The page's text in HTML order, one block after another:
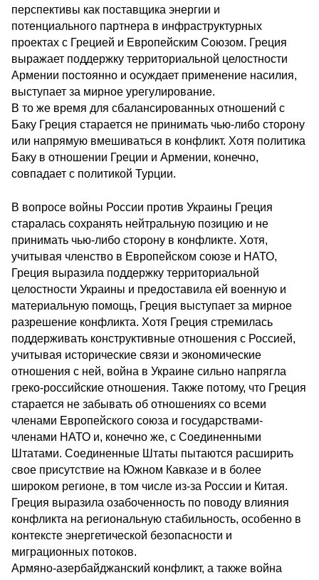
перспективы как поставщика энергии и
потенциального партнера в инфраструктурных
проектах с Грецией и Европейским Союзом. Греция
выражает поддержку территориальной целостности
Армении постоянно и осуждает применение насилия,
выступает за мирное урегулирование.
В то же время для сбалансированных отношений с
Баку Греция старается не принимать чью-либо сторону
или напрямую вмешиваться в конфликт. Хотя политика
Баку в отношении Греции и Армении, конечно,
совпадает с политикой Турции.
В вопросе войны России против Украины Греция
старалась сохранять нейтральную позицию и не
принимать чью-либо сторону в конфликте. Хотя,
учитывая членство в Европейском союзе и НАТО,
Греция выразила поддержку территориальной
целостности Украины и предоставила ей военную и
материальную помощь, Греция выступает за мирное
разрешение конфликта. Хотя Греция стремилась
поддерживать конструктивные отношения с Россией,
учитывая исторические связи и экономические
отношения с ней, война в Украине сильно напрягла
греко-российские отношения. Также потому, что Греция
старается не забывать об отношениях со всеми
членами Европейского союза и государствами-
членами НАТО и, конечно же, с Соединенными
Штатами. Соединенные Штаты пытаются расширить
свое присутствие на Южном Кавказе и в более
широком регионе, в том числе из-за России и Китая.
Греция выразила озабоченность по поводу влияния
конфликта на региональную стабильность, особенно в
контексте энергетической безопасности и
миграционных потоков.
Армяно-азербайджанский конфликт, а также война